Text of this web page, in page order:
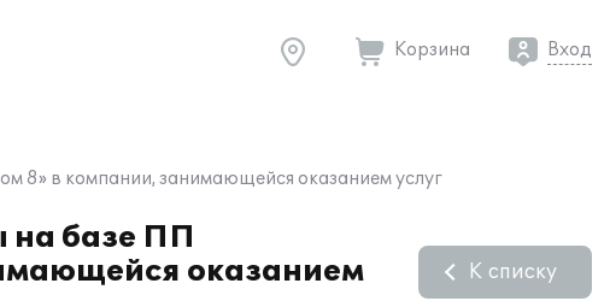
Корзина Вход
8» в компании, занимающейся оказанием услуг
на базе ПП
оказанием
К списку